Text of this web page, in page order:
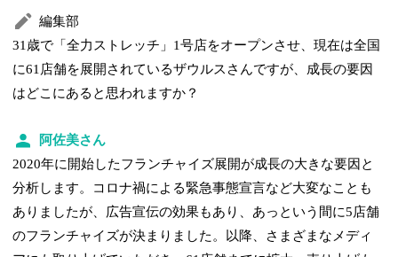
編集部
31歳で「全力ストレッチ」1号店をオープンさせ、現在は全国
に61店舗を展開されているザウルスさんですが、成長の要因
はどこにあると思われますか？
阿佐美さん
2020年に開始したフランチャイズ展開が成長の大きな要因と
分析します。コロナ禍による緊急事態宣言など大変なことも
ありましたが、広告宣伝の効果もあり、あっという間に5店舗
のフランチャイズが決まりました。以降、さまざまなメディ